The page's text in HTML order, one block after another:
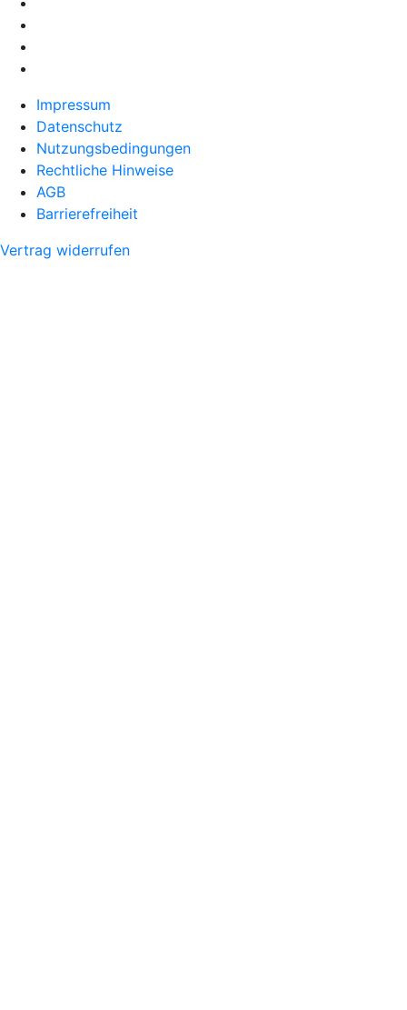
Impressum
Datenschutz
Nutzungsbedingungen
Rechtliche Hinweise
AGB
Barrierefreiheit
Vertrag widerrufen